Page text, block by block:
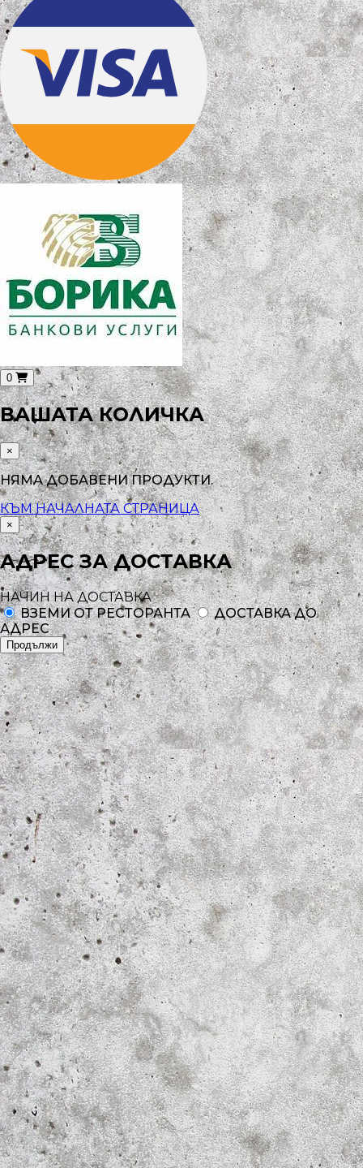
0
ВАШАТА КОЛИЧКА
×
НЯМА ДОБАВЕНИ ПРОДУКТИ.
КЪМ НАЧАЛНАТА СТРАНИЦА
×
АДРЕС ЗА ДОСТАВКА
НАЧИН НА ДОСТАВКА
ВЗЕМИ ОТ РЕСТОРАНТА
ДОСТАВКА ДО
АДРЕС
Продължи